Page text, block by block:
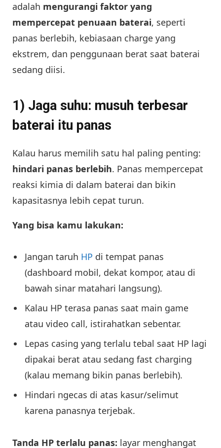
adalah mengurangi faktor yang
mempercepat penuaan baterai, seperti
panas berlebih, kebiasaan charge yang
ekstrem, dan penggunaan berat saat baterai
sedang diisi.
1) Jaga suhu: musuh terbesar
baterai itu panas
Kalau harus memilih satu hal paling penting:
hindari panas berlebih. Panas mempercepat
reaksi kimia di dalam baterai dan bikin
kapasitasnya lebih cepat turun.
Yang bisa kamu lakukan:
Jangan taruh HP di tempat panas
(dashboard mobil, dekat kompor, atau di
bawah sinar matahari langsung).
Kalau HP terasa panas saat main game
atau video call, istirahatkan sebentar.
Lepas casing yang terlalu tebal saat HP lagi
dipakai berat atau sedang fast charging
(kalau memang bikin panas berlebih).
Hindari ngecas di atas kasur/selimut
karena panasnya terjebak.
Tanda HP terlalu panas: layar menghangat